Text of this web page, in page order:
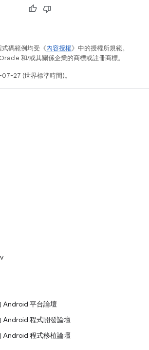
碼範例均受《內容授權》中的授權所規範。
和/或其關係企業的商標或註冊商標。
27 (世界標準時間)。
Android 平台論壇
Android 程式開發論壇
Android 程式移植論壇